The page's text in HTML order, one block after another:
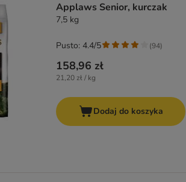
Applaws Senior, kurczak
7,5 kg
158,96 zł
21,20 zł / kg
Pusto: 4.4/5 (94)
Dodaj do koszyka